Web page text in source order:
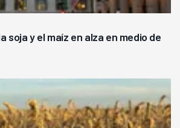
soja y el maíz en alza en medio de